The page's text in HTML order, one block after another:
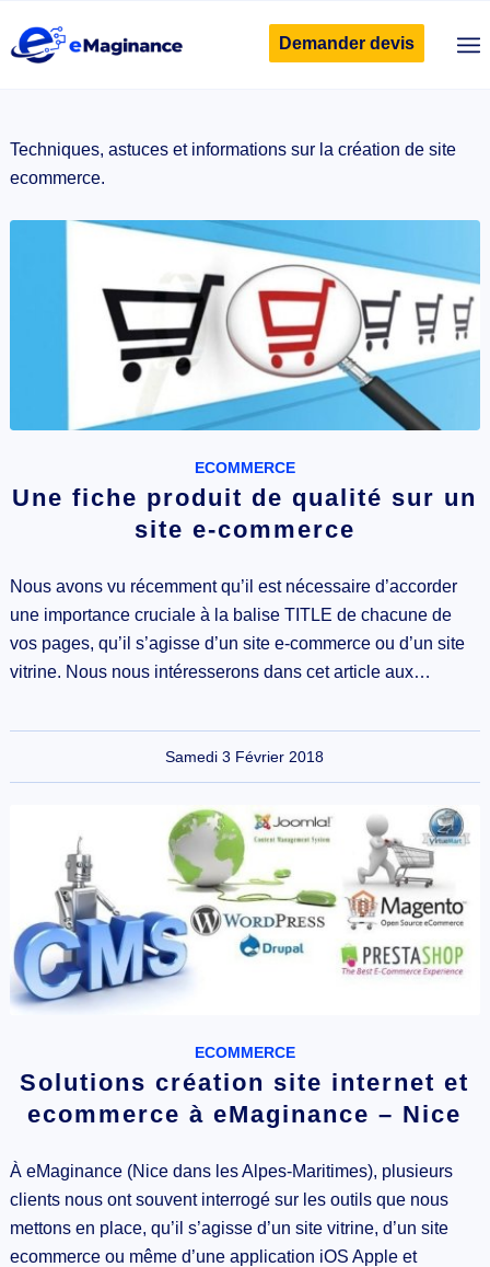
Demander devis
Techniques, astuces et informations sur la création de site
ecommerce.
ECOMMERCE
Une fiche produit de qualité sur un
site e-commerce
Nous avons vu récemment qu’il est nécessaire d’accorder
une importance cruciale à la balise TITLE de chacune de
vos pages, qu’il s’agisse d’un site e-commerce ou d’un site
vitrine. Nous nous intéresserons dans cet article aux…
Samedi 3 Février 2018
ECOMMERCE
Solutions création site internet et
ecommerce à eMaginance – Nice
À eMaginance (Nice dans les Alpes-Maritimes), plusieurs
clients nous ont souvent interrogé sur les outils que nous
mettons en place, qu’il s’agisse d’un site vitrine, d’un site
ecommerce ou même d’une application iOS Apple et